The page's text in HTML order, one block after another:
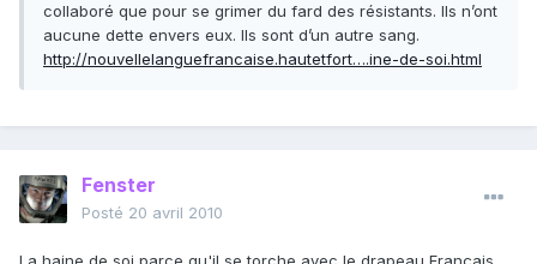
collaboré que pour se grimer du fard des résistants. Ils n’ont
aucune dette envers eux. Ils sont d’un autre sang.
http://nouvellelanguefrancaise.hautetfort….ine-de-soi.html
Fenster
Posté 20 avril 2010